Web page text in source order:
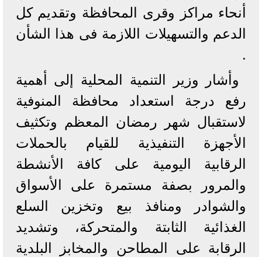
أنحاء مراكز وقرى المحافظة وتقديم كل
الدعم والتسهيلات اللازمة فى هذا الشأن
.
وأشار وزير التنمية المحلية إلى أهمية
رفع درجة استعداد محافظة المنوفية
لاستقبال شهر رمضان المعظم وتكثيف
الأجهزة التنفيذية للقيام بالحملات
الرقابية اليومية على كافة الأنشطة
والمرور بصفة مستمرة على الأسواق
والشوادر ومنافذ بيع وتخزين السلع
الغذائية الثابتة والمتحركة، وتشديد
الرقابة على المطاحن والمخابز البلدية